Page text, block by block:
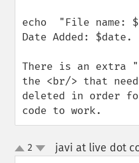
echo  "File name:
Date Added:
There is an extra
the <br/> that
deleted in order
code to work.
up
down
2 javi at live dot